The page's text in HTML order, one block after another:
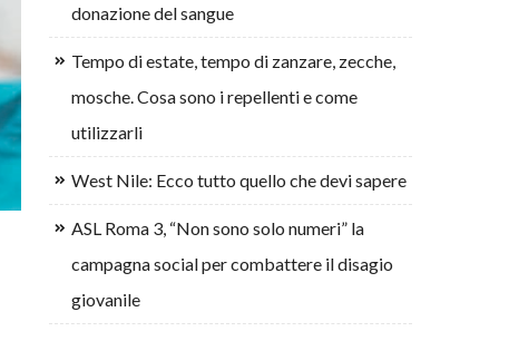
donazione del sangue
Tempo di estate, tempo di zanzare, zecche,
mosche. Cosa sono i repellenti e come
utilizzarli
West Nile: Ecco tutto quello che devi sapere
ASL Roma 3, “Non sono solo numeri” la
campagna social per combattere il disagio
giovanile